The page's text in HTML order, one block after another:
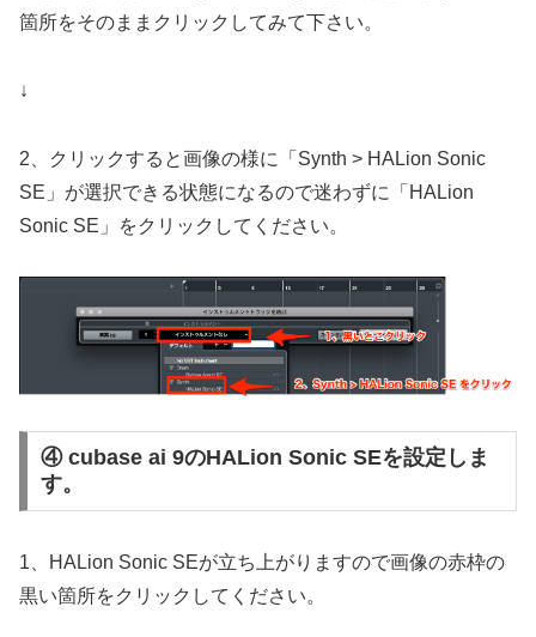
箇所をそのままクリックしてみて下さい。
↓
2、クリックすると画像の様に「Synth > HALion Sonic
SE」が選択できる状態になるので迷わずに「HALion
Sonic SE」をクリックしてください。
④ cubase ai 9のHALion Sonic SEを設定しま
す。
1、HALion Sonic SEが立ち上がりますので画像の赤枠の
黒い箇所をクリックしてください。